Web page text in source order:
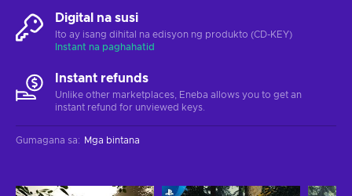
Digital na susi
Ito ay isang dihital na edisyon ng produkto (CD-KEY)
Instant na paghahatid
Instant refunds
Unlike other marketplaces, Eneba allows you to get an
instant refund for unviewed keys.
Gumagana sa: Mga bintana